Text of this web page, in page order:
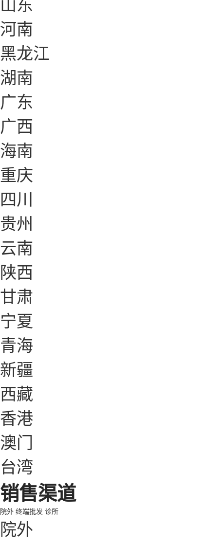
河南
黑龙江
湖南
广东
广西
海南
重庆
四川
贵州
云南
陕西
甘肃
宁夏
青海
新疆
西藏
香港
澳门
台湾
销售渠道
院外 终端批发 诊所
院外